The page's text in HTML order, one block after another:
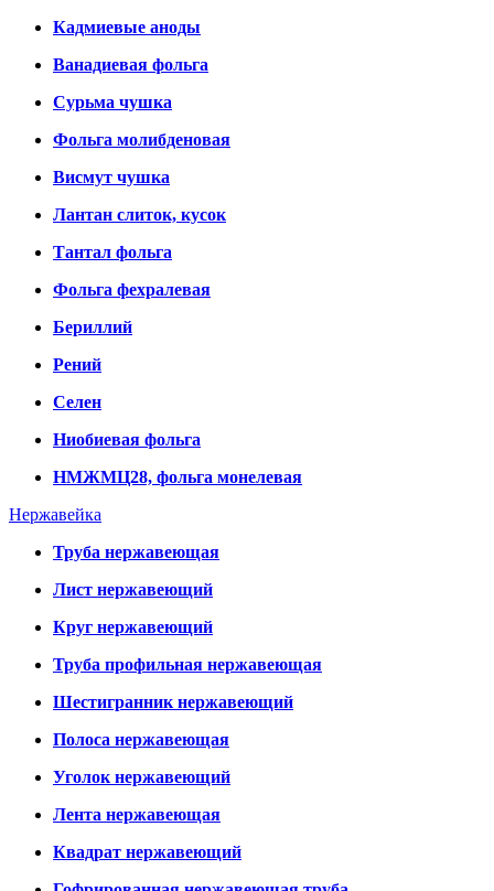
Кадмиевые аноды
Ванадиевая фольга
Сурьма чушка
Фольга молибденовая
Висмут чушка
Лантан слиток, кусок
Тантал фольга
Фольга фехралевая
Бериллий
Рений
Селен
Ниобиевая фольга
НМЖМЦ28, фольга монелевая
Нержавейка
Труба нержавеющая
Лист нержавеющий
Круг нержавеющий
Труба профильная нержавеющая
Шестигранник нержавеющий
Полоса нержавеющая
Уголок нержавеющий
Лента нержавеющая
Квадрат нержавеющий